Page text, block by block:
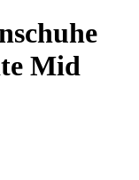
Mid